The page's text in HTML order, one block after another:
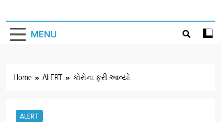
MENU
Home ALERT કોરોના ફરી આવ્યો
ALERT